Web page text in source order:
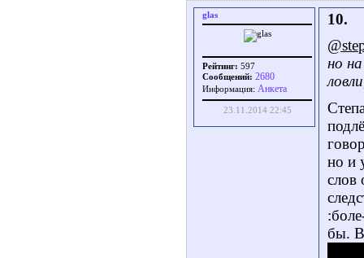
glas
Рейтинг: 597
Сообщений: 2680
Информация: Aнкета
23.11.2014 22:45
10.
но
но и
слов
бы.